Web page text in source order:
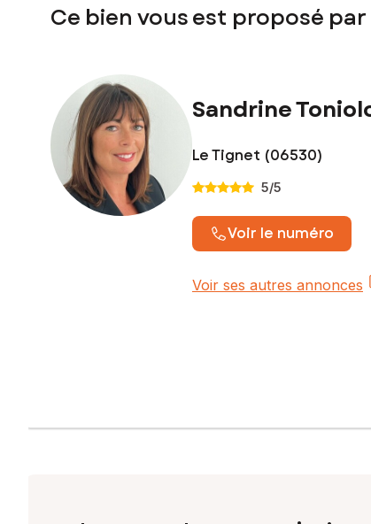
Ce bien vous est proposé par
Sandrine
Le Tignet (06530)
5/5
Voir le numéro
Voir ses autres annonces